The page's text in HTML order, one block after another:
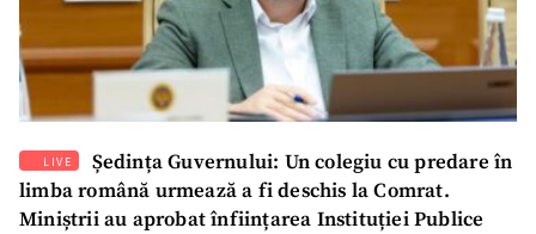
SUSȚINE
LIVE
Ședința Guvernului: Un colegiu cu predare în
limba română urmează a fi deschis la Comrat.
Miniștrii au aprobat înființarea Instituției Publice